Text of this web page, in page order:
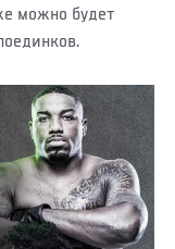
можно будет